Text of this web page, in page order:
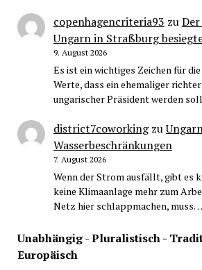
copenhagencriteria93 zu
Ungarn in Straßburg
9. August 2026
Es ist ein wichtiges Zeichen für
Werte, dass ein ehemaliger
ungarischer Präsident werden
district7coworkingzu
Wasserbeschränkungen
7. August 2026
Wenn der Strom ausfällt, gibt es
keine Klimaanlage mehr zum
Netz hier schlappmachen, muss…
Unabhängig - Pluralistisch -
Europäisch